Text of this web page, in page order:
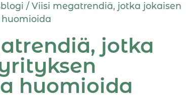
/Viisi megatrendiä, jotka jokaisen
jotka
huomioida